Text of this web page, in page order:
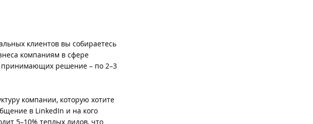
клиентов вы собираетесь
компаниям в сфере
принимающих решение – по 2–3
компании, которую хотите
в LinkedIn и на кого
5–10% теплых лидов, что